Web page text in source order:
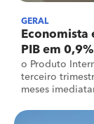
GERAL
PIB em
o Produto
terceiro
meses